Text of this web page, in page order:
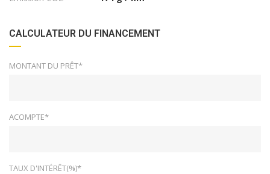
CALCULATEUR DU FINANCEMENT
MONTANT DU PRÊT*
ACOMPTE*
TAUX D'INTÉRÊT(%)*